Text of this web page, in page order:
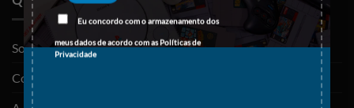
Eu concordo com o armazenamento dos
meus dados de acordo com asPolíticas de
Privacidade
Sobre nós
Contactos